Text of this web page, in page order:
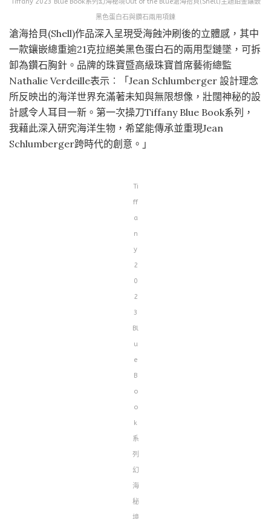
黑色蛋白石與鑽石兩用項鍊
滄海拾貝(Shell)作品深入呈現受海蝕沖刷後的立體感，其中
一款鑲嵌總重逾21克拉絕美黑色蛋白石的兩用型鏈墜，可拆
卸為鑽石胸針。品牌的珠寶暨高級珠寶首席藝術總監
Nathalie Verdeille表示︰「Jean Schlumberger 設計理念
所反映出的海洋世界充滿著未知與無限想像，壯闊神秘的設
計感令人耳目一新。第一次操刀Tiffany Blue Book系列，
我藉此深入研究海洋生物，希望能傳承並重現Jean
Schlumberger跨時代的創意。」
Ti
ff
a
n
y
2
0
2
3
Bl
u
e
B
o
o
k
系
列
幻
海
秘
境